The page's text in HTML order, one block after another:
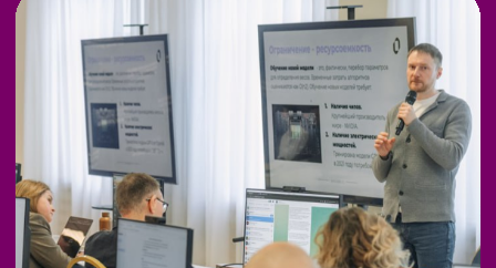
г. Москва, ул. Большая Новодмитровская 23,
этаж 2, каб. 46